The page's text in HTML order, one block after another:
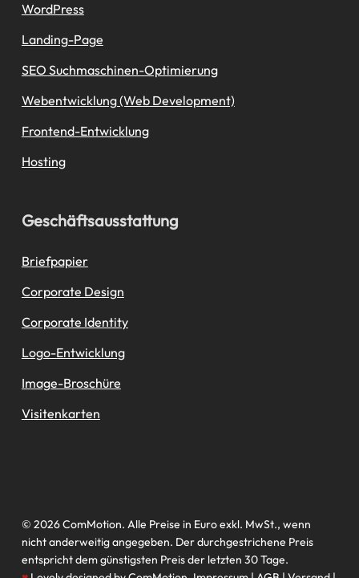
WordPress
Landing-Page
SEO Suchmaschinen-Optimierung
Webentwicklung (Web Development)
Frontend-Entwicklung
Hosting
Geschäftsausstattung
Briefpapier
Corporate Design
Corporate Identity
Logo-Entwicklung
Image-Broschüre
Visitenkarten
© 2026 ComMotion. Alle Preise in Euro exkl. MwSt., wenn
nicht anderweitig angegeben. Der durchgestrichene Preis
entspricht dem günstigsten Preis der letzten 30 Tage.